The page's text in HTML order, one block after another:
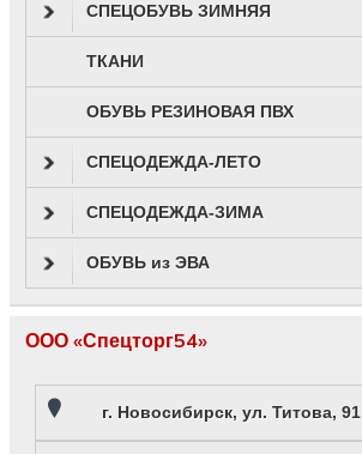
СПЕЦОБУВЬ ЗИМНЯЯ
ТКАНИ
ОБУВЬ РЕЗИНОВАЯ ПВХ
СПЕЦОДЕЖДА-ЛЕТО
СПЕЦОДЕЖДА-ЗИМА
ОБУВЬ из ЭВА
ООО «Спецторг54»
г. Новосибирск, ул. Титова, 91